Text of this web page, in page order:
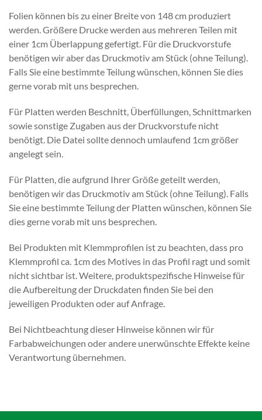
Folien können bis zu einer Breite von 148 cm produziert
werden. Größere Drucke werden aus mehreren Teilen mit
einer 1cm Überlappung gefertigt. Für die Druckvorstufe
benötigen wir aber das Druckmotiv am Stück (ohne Teilung).
Falls Sie eine bestimmte Teilung wünschen, können Sie dies
gerne vorab mit uns besprechen.
Für Platten werden Beschnitt, Überfüllungen, Schnittmarken
sowie sonstige Zugaben aus der Druckvorstufe nicht
benötigt. Die Datei sollte dennoch umlaufend 1cm größer
angelegt sein.
Für Platten, die aufgrund Ihrer Größe geteilt werden,
benötigen wir das Druckmotiv am Stück (ohne Teilung). Falls
Sie eine bestimmte Teilung der Platten wünschen, können Sie
dies gerne vorab mit uns besprechen.
Bei Produkten mit Klemmprofilen ist zu beachten, dass pro
Klemmprofil ca. 1cm des Motives in das Profil ragt und somit
nicht sichtbar ist. Weitere, produktspezifische Hinweise für
die Aufbereitung der Druckdaten finden Sie bei den
jeweiligen Produkten oder auf Anfrage.
Bei Nichtbeachtung dieser Hinweise können wir für
Farbabweichungen oder andere unerwünschte Effekte keine
Verantwortung übernehmen.